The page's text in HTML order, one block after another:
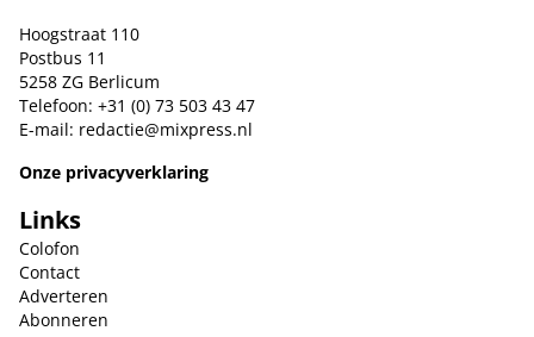
Hoogstraat 110
Postbus 11
5258 ZG Berlicum
Telefoon: +31 (0) 73 503 43 47
E-mail: redactie@mixpress.nl
Onze privacyverklaring
Links
Colofon
Contact
Adverteren
Abonneren